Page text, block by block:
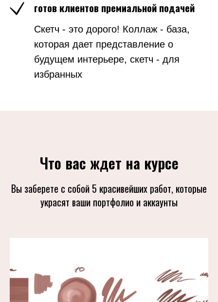
готов клиентов премиальной подачей
Скетч - это дорого! Коллаж - база,
которая дает представление о
будущем интерьере, скетч - для
избранных
Что вас ждет на курсе
Вы заберете с собой 5 красивейших работ, которые
украсят ваши портфолио и аккаунты